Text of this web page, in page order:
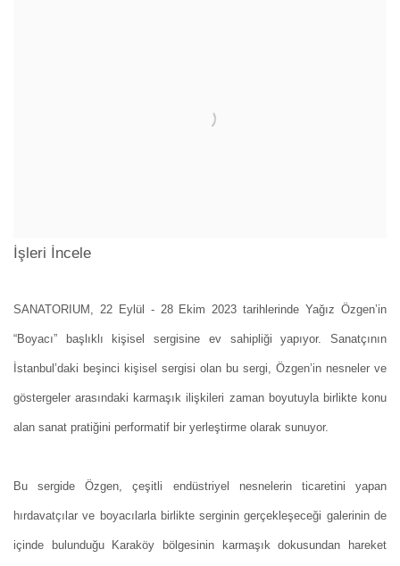
İşleri İncele
SANATORIUM, 22 Eylül - 28 Ekim 2023 tarihlerinde Yağız Özgen’in
“Boyacı” başlıklı kişisel sergisine ev sahipliği yapıyor. Sanatçının
İstanbul’daki beşinci kişisel sergisi olan bu sergi, Özgen’in nesneler ve
göstergeler arasındaki karmaşık ilişkileri zaman boyutuyla birlikte konu
alan sanat pratiğini performatif bir yerleştirme olarak sunuyor.
Bu sergide Özgen, çeşitli endüstriyel nesnelerin ticaretini yapan
hırdavatçılar ve boyacılarla birlikte serginin gerçekleşeceği galerinin de
içinde bulunduğu Karaköy bölgesinin karmaşık dokusundan hareket